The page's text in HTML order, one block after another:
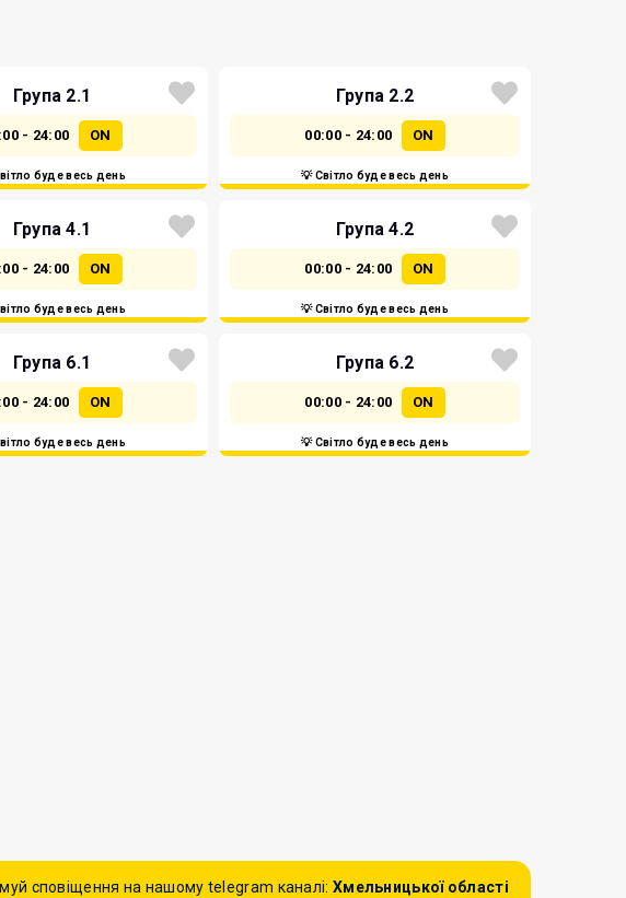
Група 2.1
- 24:00 ON
буде весь день
Група 2.2
00:00 - 24:00 ON
💡 Світло буде весь день
Група 4.1
- 24:00 ON
буде весь день
Група 4.2
00:00 - 24:00 ON
💡 Світло буде весь день
Група 6.1
- 24:00 ON
буде весь день
Група 6.2
00:00 - 24:00 ON
💡 Світло буде весь день
сповіщення на нашому telegram каналі: Хмельницької області